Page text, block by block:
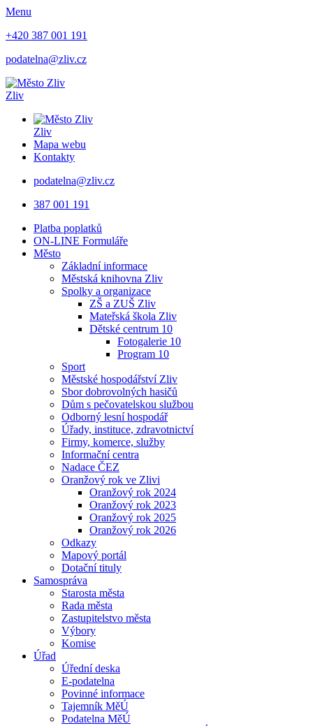
Menu
+420 387 001 191
podatelna@zliv.cz
Zliv
Zliv
Mapa webu
Kontakty
podatelna@zliv.cz
387 001 191
Platba poplatků
ON-LINE Formuláře
Město
Základní informace
Městská knihovna Zliv
Spolky a organizace
ZŠ a ZUŠ Zliv
Mateřská škola Zliv
Dětské centrum 10
Fotogalerie 10
Program 10
Sport
Městské hospodářství Zliv
Sbor dobrovolných hasičů
Dům s pečovatelskou službou
Odborný lesní hospodář
Úřady, instituce, zdravotnictví
Firmy, komerce, služby
Informační centra
Nadace ČEZ
Oranžový rok ve Zlivi
Oranžový rok 2024
Oranžový rok 2023
Oranžový rok 2025
Oranžový rok 2026
Odkazy
Mapový portál
Dotační tituly
Samospráva
Starosta města
Rada města
Zastupitelstvo města
Výbory
Komise
Úřad
Úřední deska
E-podatelna
Povinné informace
Tajemník MěÚ
Podatelna MěÚ